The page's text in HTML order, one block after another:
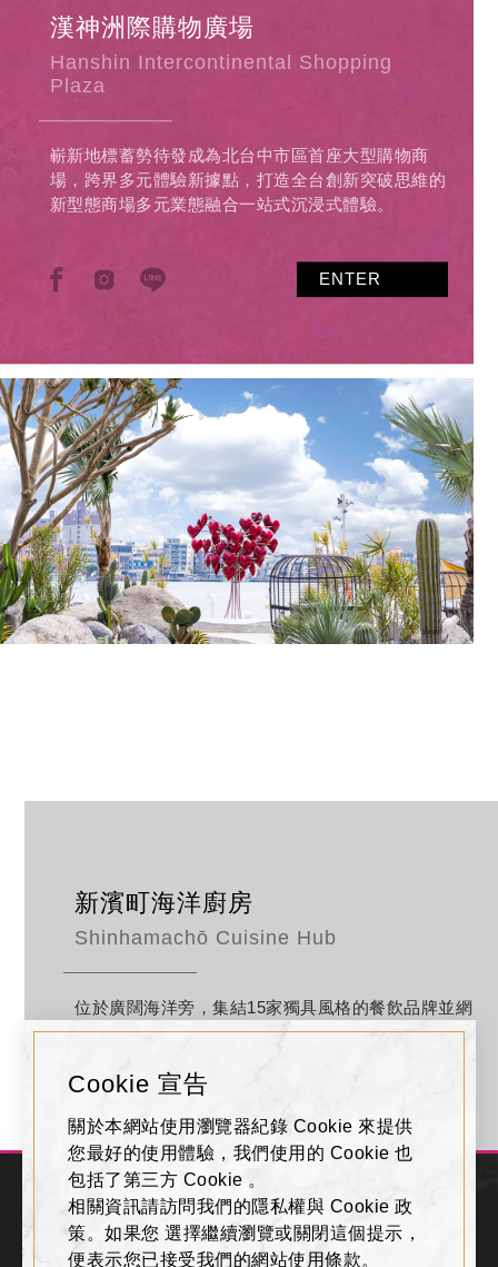
Cookie 宣告
關於本網站使用瀏覽器紀錄 Cookie 來提供
您最好的使用體驗，我們使用的 Cookie 也
包括了第三方 Cookie 。
相關資訊請訪問我們的隱私權與 Cookie 政
策。如果您 選擇繼續瀏覽或關閉這個提示，
便表示您已接受我們的網站使用條款。
漢神洲際購物廣場
Hanshin Intercontinental Shopping
Plaza
嶄新地標蓄勢待發成為北台中市區首座大型購物商
場，跨界多元體驗新據點，打造全台創新突破思維的
新型態商場多元業態融合一站式沉浸式體驗。
ENTER
新濱町海洋廚房
Shinhamachō Cuisine Hub
位於廣闊海洋旁，集結15家獨具風格的餐飲品牌並網
羅多間全台獨家餐飲品牌，匯聚多元的特色餐飲型態
浪下，品嘗融合自然、創意與美味的味蕾饗宴。
ENTER
ENTER